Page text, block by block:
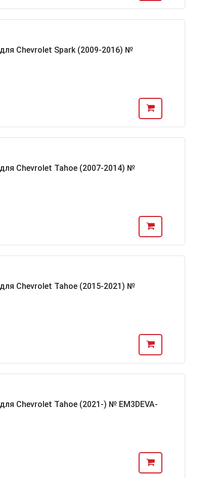
Chevrolet Spark (2009-2016) №
Chevrolet Tahoe (2007-2014) №
Chevrolet Tahoe (2015-2021) №
Chevrolet Tahoe (2021-) № EM3DEVA-